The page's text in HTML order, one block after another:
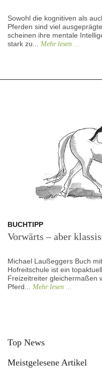
Sowohl die kognitiven als
Pferden sind viel
scheinen ihre mentale
stark zu... Mehr lesen ...
BUCHTIPP
Vorwärts – aber
Michael Laußeggers Buch
Hofreitschule ist ein
Freizeitreiter gleichermaßen
Pferd... Mehr lesen ...
Top News
Meistgelesene Artikel